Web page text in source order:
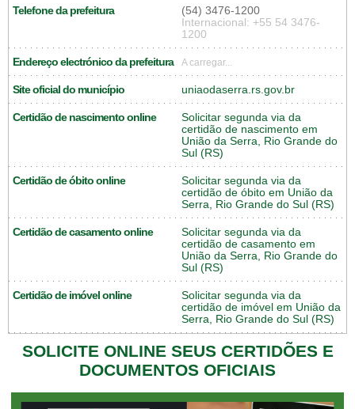
Telefone da prefeitura
(54) 3476-1200
Internacional: +55 54 3476-
1200
Endereço electrónico da prefeitura A carregar...
Site oficial do município uniaodaserra.rs.gov.br
Certidão de nascimento online
Solicitar segunda via da
certidão de nascimento em
União da Serra, Rio Grande do
Sul (RS)
Certidão de óbito online
Solicitar segunda via da
certidão de óbito em União da
Serra, Rio Grande do Sul (RS)
Certidão de casamento online
Solicitar segunda via da
certidão de casamento em
União da Serra, Rio Grande do
Sul (RS)
Certidão de imóvel online
Solicitar segunda via da
certidão de imóvel em União da
Serra, Rio Grande do Sul (RS)
SOLICITE ONLINE SEUS CERTIDÕES E
DOCUMENTOS OFICIAIS